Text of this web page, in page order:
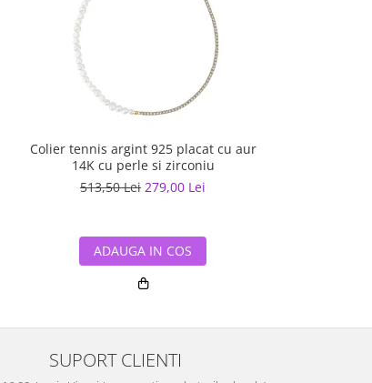
Colier tennis argint 925 placat cu aur
14K cu perle si zirconiu
513,50 Lei 279,00 Lei
ADAUGA IN COS
SUPORT CLIENTI